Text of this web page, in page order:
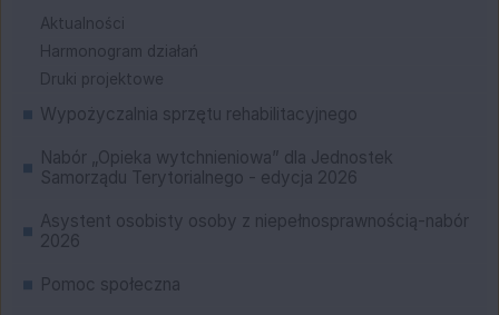
Aktualności
Harmonogram działań
Druki projektowe
Wypożyczalnia sprzętu rehabilitacyjnego
Nabór „Opieka wytchnieniowa” dla Jednostek
Samorządu Terytorialnego - edycja 2026
Asystent osobisty osoby z niepełnosprawnością-nabór
2026
Pomoc społeczna